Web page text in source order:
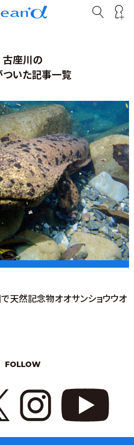
古座川の
ついた記事一覧
で天然記念物オオサンショウウオ
FOLLOW